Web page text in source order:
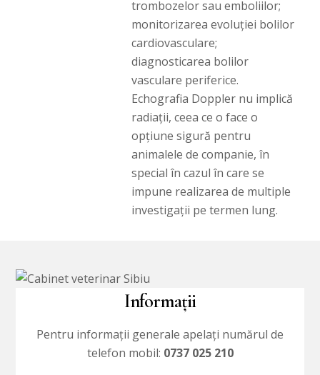
trombozelor sau emboliilor;
monitorizarea evoluției bolilor
cardiovasculare;
diagnosticarea bolilor
vasculare periferice.
Echografia Doppler nu implică
radiații, ceea ce o face o
opțiune sigură pentru
animalele de companie, în
special în cazul în care se
impune realizarea de multiple
investigații pe termen lung.
Informații
Pentru informații generale apelaţi numărul de
telefon mobil: 0737 025 210